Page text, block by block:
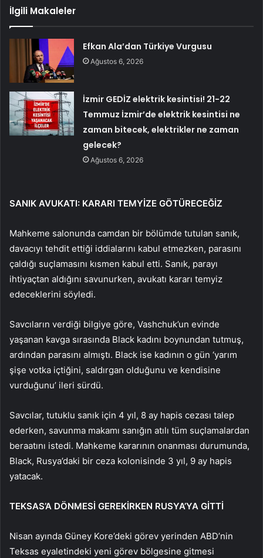
İlgili Makaleler
Efkan Ala’dan Türkiye Vurgusu
Ağustos 6, 2026
İzmir GEDİZ elektrik kesintisi! 21-22
Temmuz İzmir’de elektrik kesintisi ne
zaman bitecek, elektrikler ne zaman
gelecek?
Ağustos 6, 2026
SANIK AVUKATI: KARARI TEMYİZE GÖTÜRECEĞİZ
Mahkeme salonunda camdan bir bölümde tutulan sanık,
davacıyı tehdit ettiği iddialarını kabul etmezken, parasını
çaldığı suçlamasını kısmen kabul etti. Sanık, parayı
ihtiyaçtan aldığını savunurken, avukatı kararı temyiz
edeceklerini söyledi.
Savcıların verdiği bilgiye göre, Vashchuk’un evinde
yaşanan kavga sırasında Black kadını boynundan tutmuş,
ardından parasını almıştı. Black ise kadının o gün ‘yarım
şişe votka içtiğini, saldırgan olduğunu ve kendisine
vurduğunu’ ileri sürdü.
Savcılar, tutuklu sanık için 4 yıl, 8 ay hapis cezası talep
ederken, savunma makamı sanığın atılı tüm suçlamalardan
beraatını istedi. Mahkeme kararının onanması durumunda,
Black, Rusya’daki bir ceza kolonisinde 3 yıl, 9 ay hapis
yatacak.
TEKSAS’A DÖNMESİ GEREKİRKEN RUSYA’YA GİTTİ
Nisan ayında Güney Kore’deki görev yerinden ABD’nin
Teksas eyaletindeki yeni görev bölgesine gitmesi